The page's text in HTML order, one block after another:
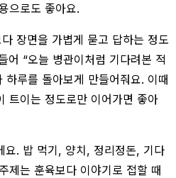
으로도 좋아요.
장면을 가볍게 묻고 답하는 정도
어 “오늘 병관이처럼 기다려본 적
하루를 돌아보게 만들어줘요. 이때
트이는 정도로만 이어가면 좋아
요. 밥 먹기, 양치, 정리정돈, 기다
제는 훈육보다 이야기로 접할 때